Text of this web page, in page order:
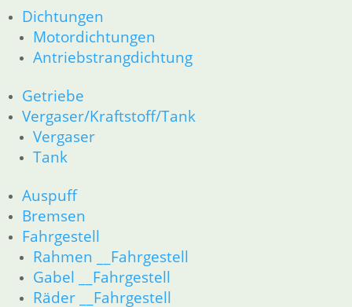
Dichtungen
Motordichtungen
Antriebstrangdichtung
Getriebe
Vergaser/Kraftstoff/Tank
Vergaser
Tank
Auspuff
Bremsen
Fahrgestell
Rahmen __Fahrgestell
Gabel __Fahrgestell
Räder __Fahrgestell
34 Bremsen
36 Räder
46 Rahmen & Verkleidung
51 Spiegel & Schlösser
62 Instrumente
52 Sitzbank
R80GS bis R100GS PD 1990
11 Motor
Kolben/Kolbenringe
Zylinderkopf
12 Motorelektrik
13 Vergaser
16 Tank
18 Auspuff
21 Kupplung